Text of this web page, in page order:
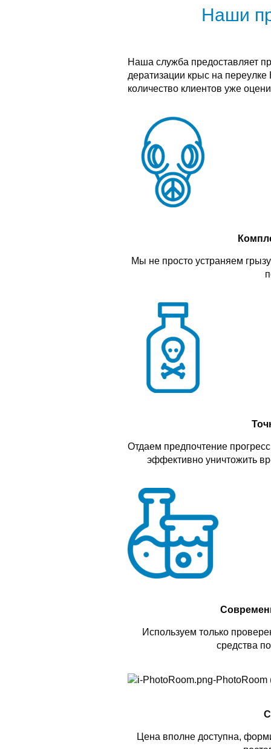
Наши
Наша служба предоставляет
дератизации крыс на
количество клиентов уже
Мы не просто устраняем
Отдаем предпочтение
эффективно уничтожить
Используем только
средства
Цена вполне доступна,